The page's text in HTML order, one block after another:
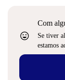
sentiment_very_satisfied
Com
Se tiver
estamos